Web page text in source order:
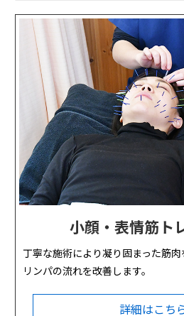
小顔・表情筋ト
丁寧な施術により凝り固まった筋肉
リンパの流れを改善します。
詳細はこち